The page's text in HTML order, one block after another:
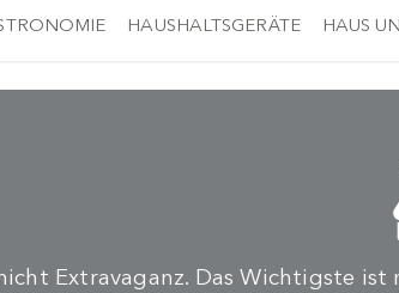
HAUSHALTSGERÄTE HAUS
Extravaganz. Das Wichtigste